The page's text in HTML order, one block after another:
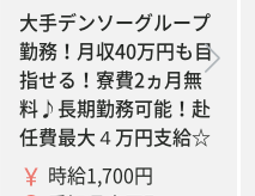
大手デンソーグループ
勤務！月収40万円も目
指せる！寮費2ヵ月無
料♪長期勤務可能！赴
任費最大４万円支給☆
時給1,700円